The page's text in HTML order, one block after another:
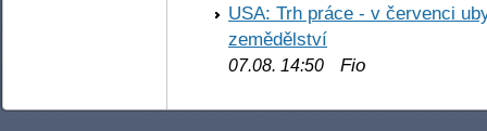
USA: Trh práce - v červenci
zemědělství
07.08. 14:50 Fio